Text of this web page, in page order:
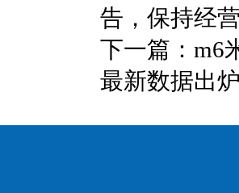
告，保持经
下一篇： m6
最新数据出